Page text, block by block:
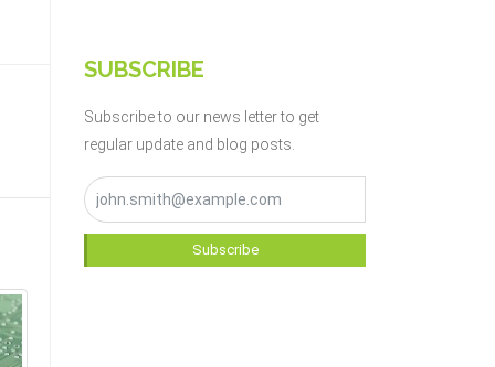
SUBSCRIBE
Subscribe to our news letter to get
regular update and blog posts.
Subscribe